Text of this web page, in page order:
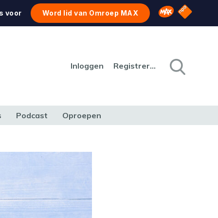
voor Word lid van Omroep MAX Omroep MAX
NPO
Inloggen Registreren
Podcast Oproepen